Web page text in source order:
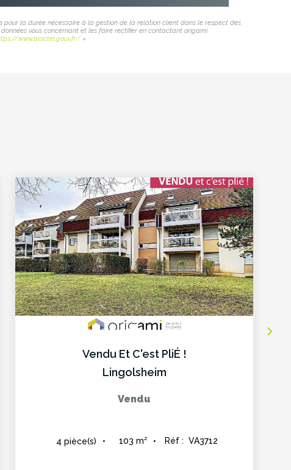
la durée nécessaire à la gestion de la relation client dans le respect des
vous concernant et les faire rectifier en contactant origami
www.bloctel.gouv.fr/ »
Vendu Et C'est PliÉ !
Lingolsheim
Vendu
4 pièce(s) 103 m² Réf : VA3712